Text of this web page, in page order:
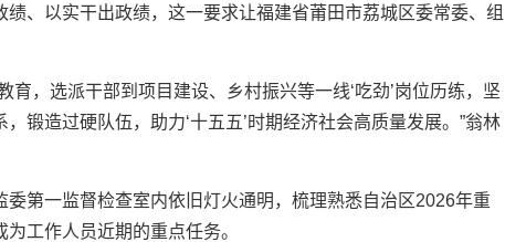
、以实干出政绩，这一要求让福建省莆田市荔城区委常委、组
育，选派干部到项目建设、乡村振兴等一线‘吃劲’岗位历练，坚
锻造过硬队伍，助力‘十五五’时期经济社会高质量发展。”翁林
第一监督检查室内依旧灯火通明，梳理熟悉自治区2026年重
工作人员近期的重点任务。